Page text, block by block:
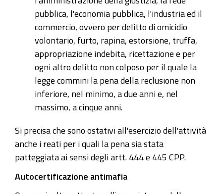
pubblica, l'economia pubblica, l'industria ed il
commercio, ovvero per delitto di omicidio
volontario, furto, rapina, estorsione, truffa,
appropriazione indebita, ricettazione e per
ogni altro delitto non colposo per il quale la
legge commini la pena della reclusione non
inferiore, nel minimo, a due anni e, nel
massimo, a cinque anni.
Si precisa che sono ostativi all'esercizio dell'attività
anche i reati per i quali la pena sia stata
patteggiata ai sensi degli artt. 444 e 445 CPP.
Autocertificazione antimafia